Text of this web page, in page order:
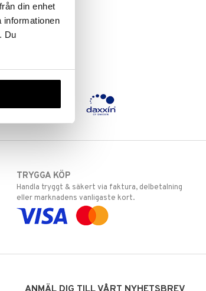
din enhet
informationen
Du
TRYGGA KÖP
Handla tryggt & säkert via faktura, delbetalning
eller marknadens vanligaste kort.